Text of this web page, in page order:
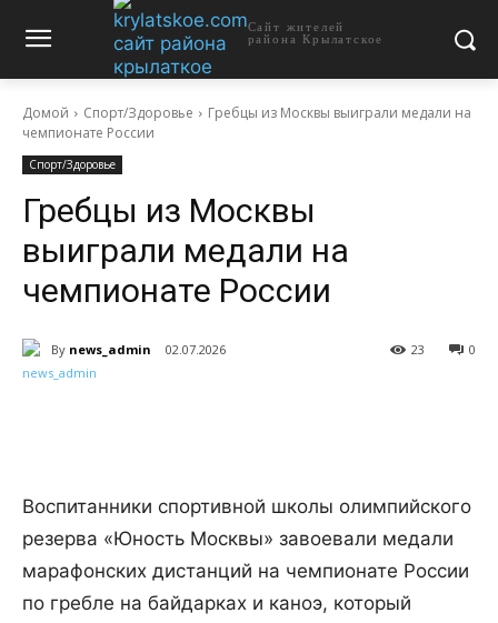
Сайт жителей
района Крылатское
Домой Спорт/Здоровье
Гребцы из Москвы выиграли медали на
чемпионате России
Спорт/Здоровье
Гребцы из Москвы
выиграли медали на
чемпионате России
By news_admin 02.07.2026 0
23
Воспитанники спортивной школы олимпийского
резерва «Юность Москвы» завоевали медали
марафонских дистанций на чемпионате России
по гребле на байдарках и каноэ, который